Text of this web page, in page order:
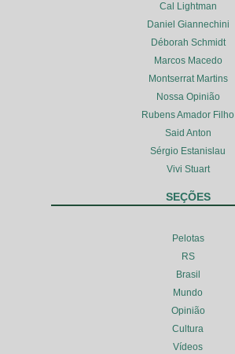
Cal Lightman
Daniel Giannechini
Déborah Schmidt
Marcos Macedo
Montserrat Martins
Nossa Opinião
Rubens Amador Filho
Said Anton
Sérgio Estanislau
Vivi Stuart
SEÇÕES
Pelotas
RS
Brasil
Mundo
Opinião
Cultura
Vídeos